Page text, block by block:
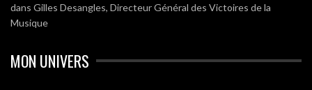
dans Gilles Desangles, Directeur Général des Victoires de la
Musique
MON UNIVERS